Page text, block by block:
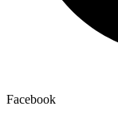
Facebook